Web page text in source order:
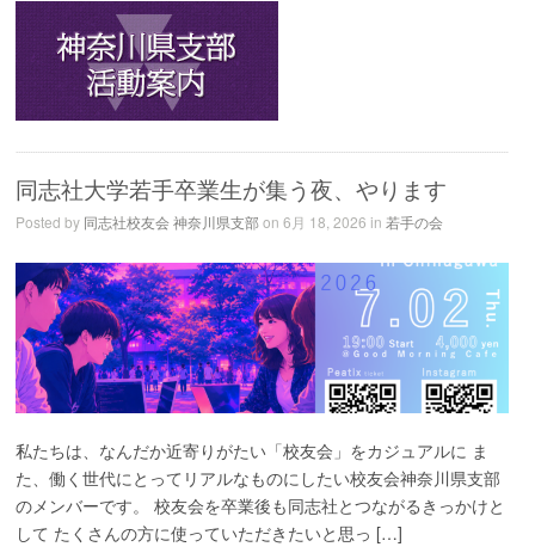
同志社大学若手卒業生が集う夜、やります
Posted by 同志社校友会 神奈川県支部on 6月 18, 2026 in 若手の会
私たちは、なんだか近寄りがたい「校友会」をカジュアルに ま
た、働く世代にとってリアルなものにしたい校友会神奈川県支部
のメンバーです。 校友会を卒業後も同志社とつながるきっかけと
して たくさんの方に使っていただきたいと思っ […]